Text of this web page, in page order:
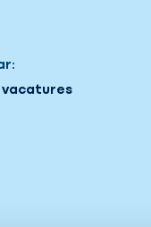
vacatures